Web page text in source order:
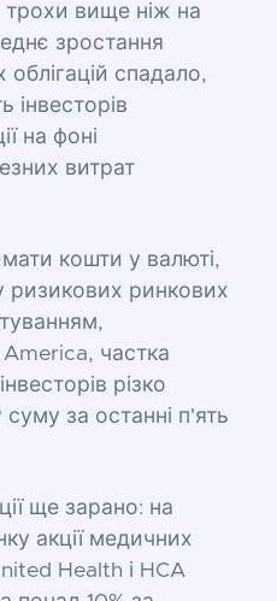
трохи вище ніж на
зростання
облігацій спадало,
інвесторів
на фоні
витрат
кошти у валюті,
ринкових
частка
різко
за останні п'ять
ще зарано: на
акції медичних
Health і HCA